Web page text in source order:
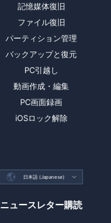
記憶媒体復旧
ファイル復旧
パーティション管理
バックアップと復元
PC引越し
動画作成・編集
PC画面録画
iOSロック解除
 日本語 (Japanese) 
ニュースレター購読